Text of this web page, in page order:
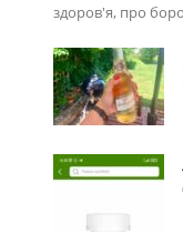
здоров'я, про